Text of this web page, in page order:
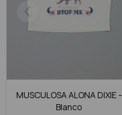
MUSCULOSA ALONA DIXIE -
Blanco